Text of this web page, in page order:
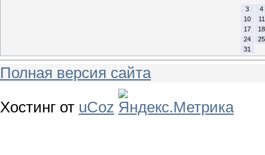
3
4
10
11
17
18
24
25
31
Полная версия сайта
Хостинг от uCoz